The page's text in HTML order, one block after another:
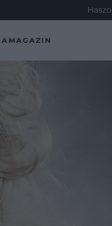
MAGAZIN